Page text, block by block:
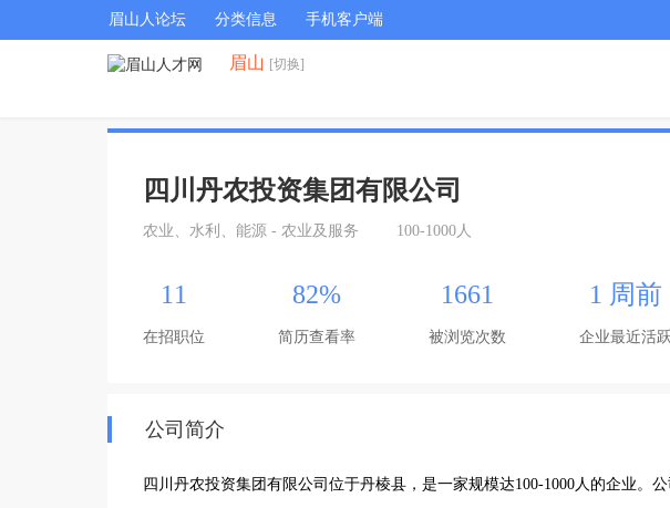
眉山人论坛 分类信息 手机客户端
眉山 [切换]
四川丹农投资集团有限公司
农业、水利、能源 - 农业及服务 100-1000人
11
在招职位
82%
简历查看率
1661
被浏览次数
1 周前
企业最近活
公司简介
四川丹农投资集团有限公司位于丹棱县，是一家规模达100-1000人的企业。